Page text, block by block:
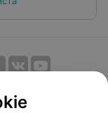
договор